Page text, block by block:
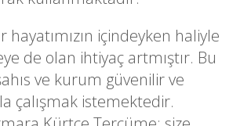
içindeyken haliyle
de olan ihtiyaç artmıştır. Bu
ve kurum güvenilir ve
çalışmak istemektedir.